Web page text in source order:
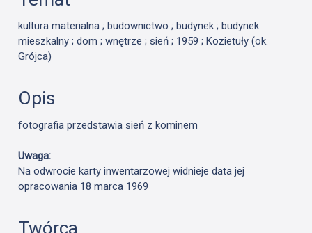
kultura materialna ; budownictwo ; budynek ; budynek
mieszkalny ; dom ; wnętrze ; sień ; 1959 ; Kozietuły (ok.
Grójca)
Opis
fotografia przedstawia sień z kominem
Uwaga:
Na odwrocie karty inwentarzowej widnieje data jej
opracowania 18 marca 1969
Twórca